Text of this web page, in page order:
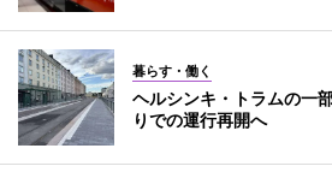
暮らす・働く
ヘルシンキ・トラムの一
りでの運行再開へ